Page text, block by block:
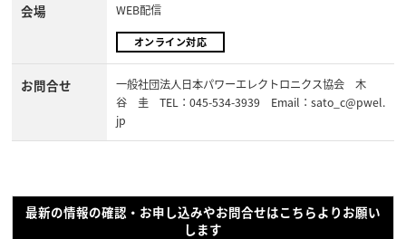
会場 WEB配信
オンライン対応
お問合せ
一般社団法人日本パワーエレクトロニクス協会 木
谷 圭 TEL：045-534-3939 Email：sato_c@pwel.
jp
最新の情報の確認・お申し込みやお問合せはこちらよりお願い
します